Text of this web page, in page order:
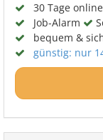
30 Tage
Job-Alarm
bequem &
günstig: nur